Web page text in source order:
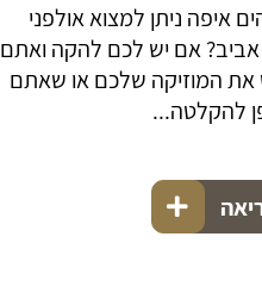
איפה ניתן למצוא אולפני
אם יש לכם להקה ואתם
את המוזיקה שלכם או שאתם
להקלטה...